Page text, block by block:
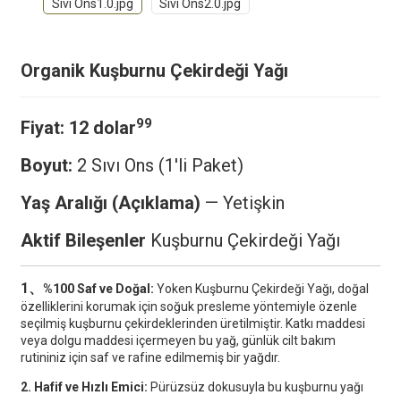
Organik Kuşburnu Çekirdeği Yağı
Fiyat: 12 dolar99
Boyut: 2 Sıvı Ons (1'li Paket)
Yaş Aralığı (Açıklama) — Yetişkin
Aktif Bileşenler Kuşburnu Çekirdeği Yağı
1、 %100 Saf ve Doğal: Yoken Kuşburnu Çekirdeği Yağı, doğal
özelliklerini korumak için soğuk presleme yöntemiyle özenle
seçilmiş kuşburnu çekirdeklerinden üretilmiştir. Katkı maddesi
veya dolgu maddesi içermeyen bu yağ, günlük cilt bakım
rutininiz için saf ve rafine edilmemiş bir yağdır.
2. Hafif ve Hızlı Emici: Pürüzsüz dokusuyla bu kuşburnu yağı